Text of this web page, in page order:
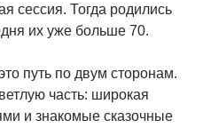
сессия. Тогда родились
их уже больше 70.
путь по двум сторонам.
часть: широкая
и знакомые сказочные